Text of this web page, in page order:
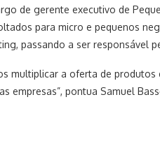
de gerente executivo de
para micro e pequenos
passando a ser responsável
multiplicar a oferta de
empresas”, pontua Samuel